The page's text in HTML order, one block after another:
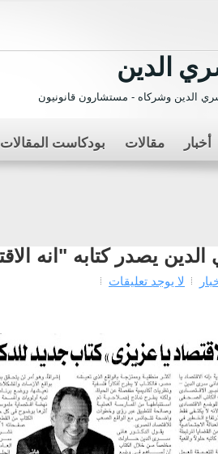
الدين
الدين وشركاه - مستشارون قانونيون
أخبار مقالات بودكاست المقالات
يصدر كتابه "انه
لا يوجد تعليقات